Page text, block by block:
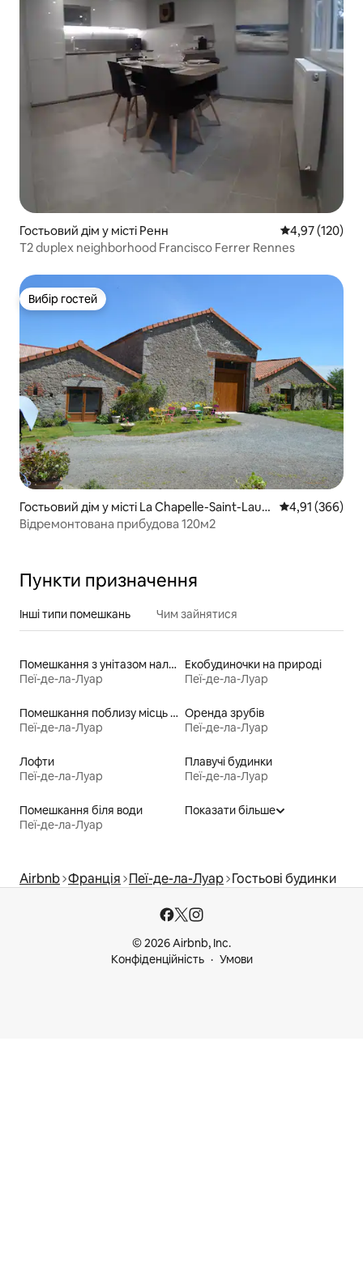
Гостьовий дім у місті Ренн Середня
4,97 (120)
T2 duplex neighborhood Francisco Ferrer Rennes
Вибір гостей
Вибір гостей
Гостьовий дім у місті La Chapelle-Saint-Laur
ent
Середня
4,91 (366)
Відремонтована прибудова 120м2
Пункти призначення
Інші типи помешкань Чим зайнятися
Помешкання з унітазом належної висоти для людей з особливими потребами
Пеї-де-ла-Луар
Екобудиночки на природі
Пеї-де-ла-Луар
Помешкання поблизу місць для катання на байдарках
Пеї-де-ла-Луар
Оренда зрубів
Пеї-де-ла-Луар
Лофти
Пеї-де-ла-Луар
Плавучі будинки
Пеї-де-ла-Луар
Помешкання біля води
Пеї-де-ла-Луар
Показати більше
Airbnb Франція Пеї-де-ла-Луар Гостьові будинки
© 2026 Airbnb, Inc.
Конфіденційність
Умови